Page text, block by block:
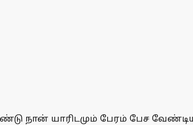
நான் யாரிடமும் பேரம் பேச